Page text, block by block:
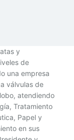
y
de
una empresa
válvulas de
atendiendo
Tratamiento
Papel y
en sus